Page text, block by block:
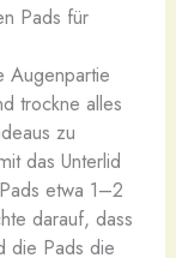
Pads für
Augenpartie
trockne alles
zu
das Unterlid
etwa 1–2
darauf, dass
die Pads die